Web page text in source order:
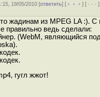
19/05/2010 [ответить] [ ﹢﹢﹢] [ · · ·
жадинам из MPEG LA :). С
правильно ведь сделали:
(WebM, являющийся
гугл жжот!